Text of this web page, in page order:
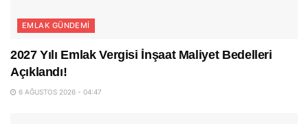
EMLAK GÜNDEMI
2027 Yılı Emlak Vergisi İnşaat Maliyet Bedelleri
Açıklandı!
6 AĞUSTOS 2026 - 04:47